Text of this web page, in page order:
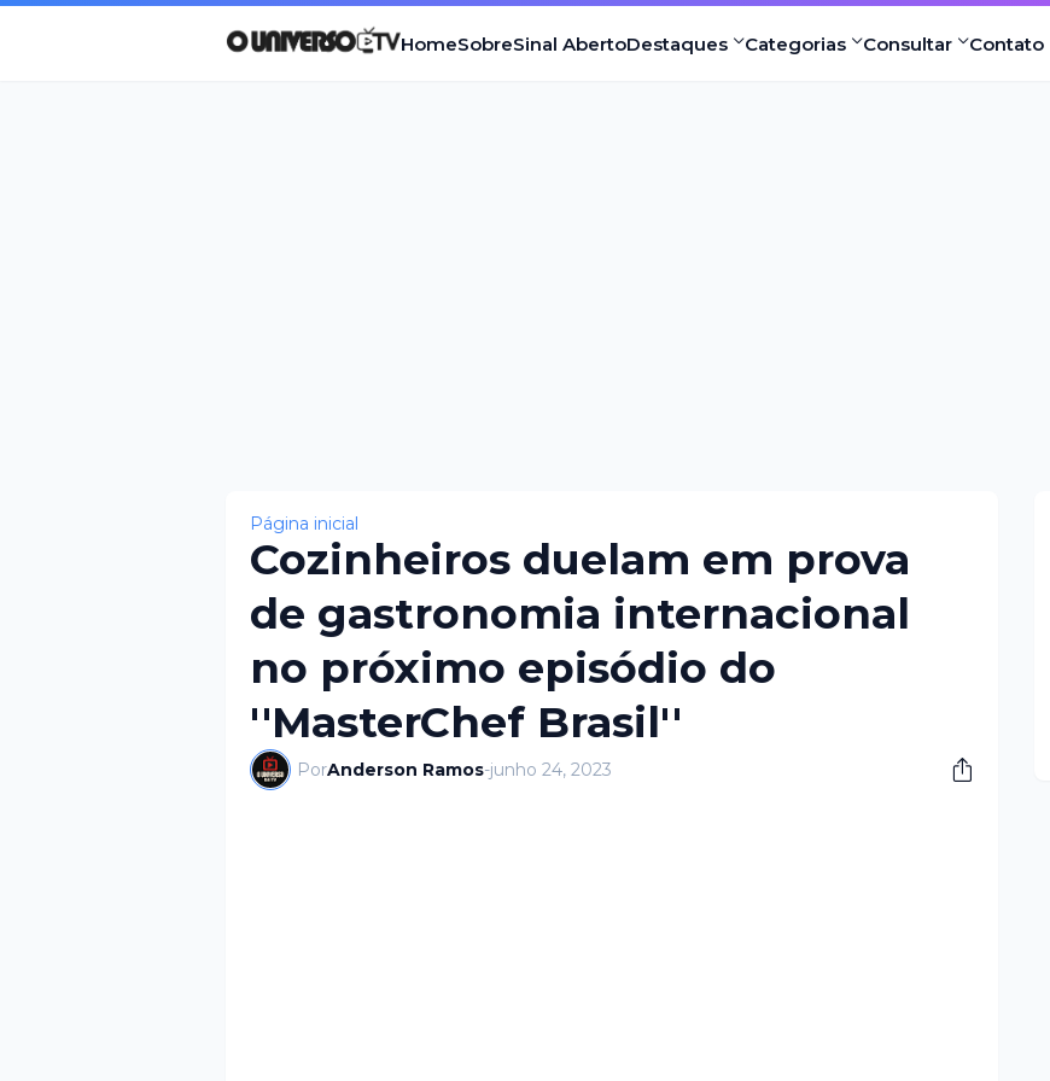
HomeSobreSinal AbertoDestaques Categorias Consultar Contato
Página inicial
Cozinheiros duelam em prova
de gastronomia internacional
no próximo episódio do
''MasterChef Brasil''
PorAnderson Ramos-junho 24, 2023